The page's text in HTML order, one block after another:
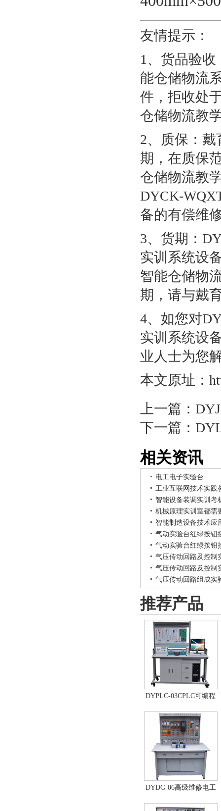
友情提示：
1、货品验
能仓储物流
件，拒收处
仓储物流教
2、质保：
期，在质保
仓储物流教
DYCK-
备的有偿维
3、货期：
实训系统设
智能仓储物
期，请与戴
4、如您对
实训系统设
业人士为您
本文原址：
上一篇：
下一篇：
相关资讯
电工电子实验台
工业互联网技术实践
智能设备装调实训考
机械原理实训室都需
智能制造设备技术应
气动实验台红绿按钮
气动实验台红绿按钮
气压传动回路及控制
气压传动回路及控制
气压传动回路组成实
推荐产品
DYPLC-03CPLC可编程
统、自动控制原理综合
实验台
DYDG-06高级维修电工
型）